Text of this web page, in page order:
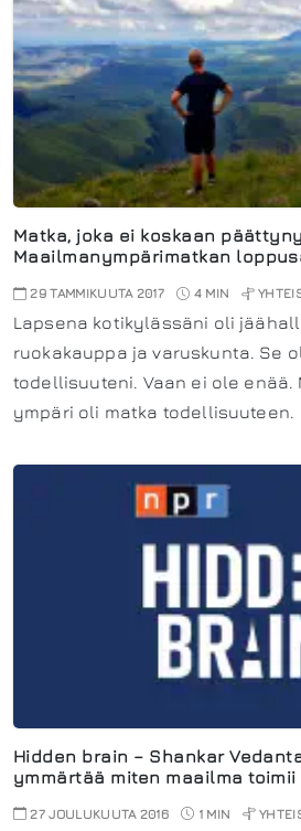
Matka, joka ei koskaan
Maailmanympärimatkan
29 TAMMIKUUTA 2017 4 MIN
Lapsena kotikylässäni oli
ruokakauppa ja varuskunta. Se
todellisuuteni. Vaan ei ole enää.
ympäri oli matka todellisuuteen.
Hidden brain – Shankar
ymmärtää miten maailma toimii
27 JOULUKUUTA 2016 1 MIN